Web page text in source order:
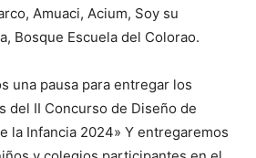
Amuaci, Acium, Soy su
Bosque Escuela del Colorao.
una pausa para entregar los
del II Concurso de Diseño de
la Infancia 2024» Y entregaremos